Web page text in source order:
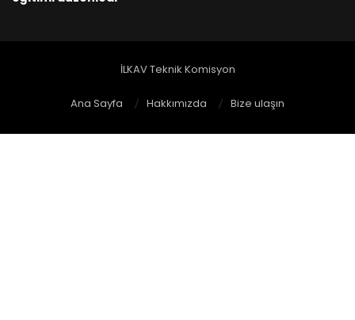
İLKAV Teknik Komisyon
Ana Sayfa Hakkımızda Bize ulaşın